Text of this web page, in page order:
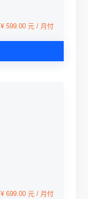
¥ 599.00 元 / 月付
¥ 699.00 元 / 月付